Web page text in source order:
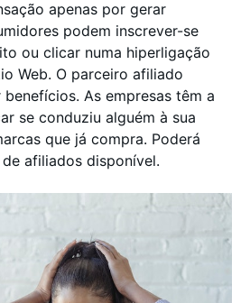
apenas por gerar
podem inscrever-se
ou clicar numa hiperligação
Web. O parceiro afiliado
As empresas têm a
se conduziu alguém à sua
que já compra. Poderá
afiliados disponível.